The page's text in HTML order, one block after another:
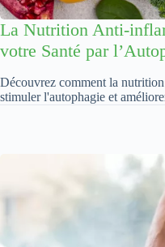
La Nutrition Anti-
votre Santé par
Découvrez comment la
stimuler l'autophagie et